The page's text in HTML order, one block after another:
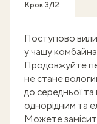
Крок 3/12
Поступово
у чашу
Продовжуйте
не стане
до середньої
однорідним та
Можете